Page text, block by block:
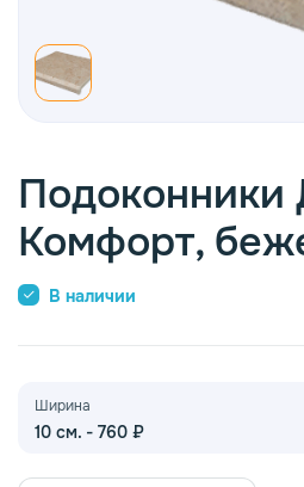
дерево
Комфорт,
В наличии
Ширина
10 см. - 760 ₽